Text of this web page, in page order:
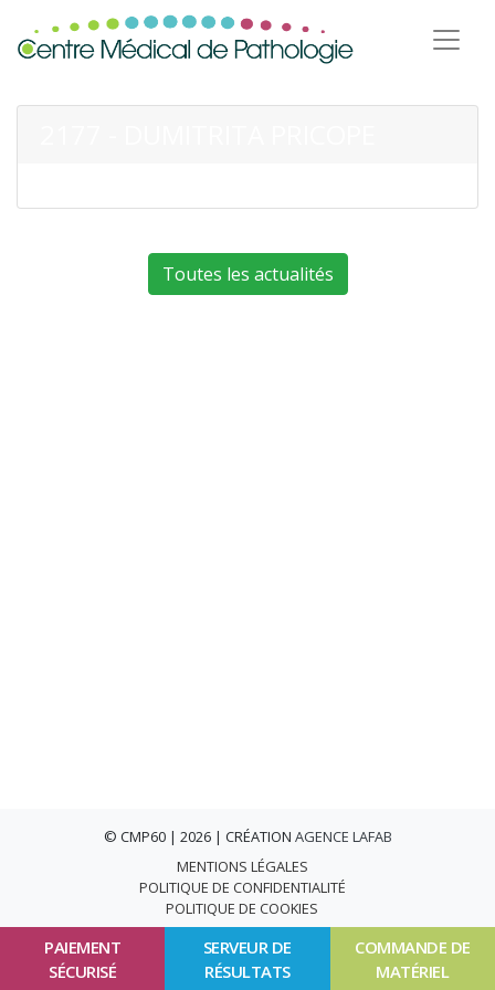
PAIEMENT
SÉCURISÉ
SERVEUR DE
RÉSULTATS
COMMANDE DE
MATÉRIEL
Toutes les actualités
© CMP60 | 2026 | CRÉATION AGENCE LAFAB
MENTIONS LÉGALES
POLITIQUE DE CONFIDENTIALITÉ
POLITIQUE DE COOKIES